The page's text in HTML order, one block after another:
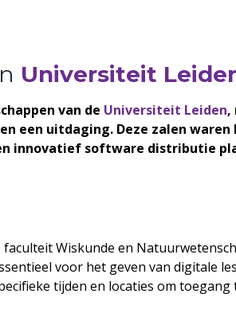
Universiteit
van de Universiteit Leiden,
een uitdaging. Deze zalen
innovatief software distributie
Wiskunde en
voor het geven van digitale
tijden en locaties om